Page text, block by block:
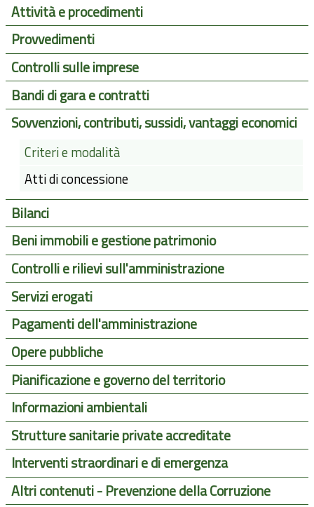
Attività e procedimenti
Provvedimenti
Controlli sulle imprese
Bandi di gara e contratti
Sovvenzioni, contributi, sussidi, vantaggi economici
Criteri e modalità
Atti di concessione
Bilanci
Beni immobili e gestione patrimonio
Controlli e rilievi sull'amministrazione
Servizi erogati
Pagamenti dell'amministrazione
Opere pubbliche
Pianificazione e governo del territorio
Informazioni ambientali
Strutture sanitarie private accreditate
Interventi straordinari e di emergenza
Altri contenuti - Prevenzione della Corruzione